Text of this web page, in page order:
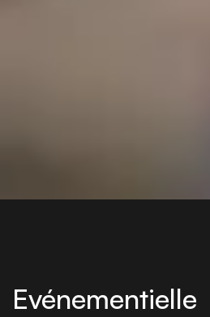
Evénementielle